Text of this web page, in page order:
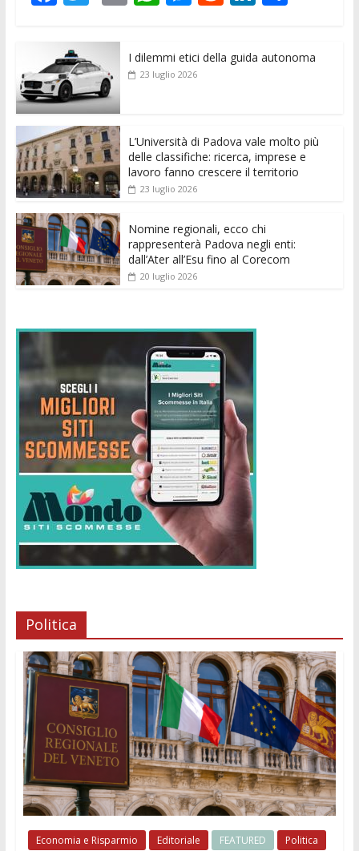
e
b
o
o
k
itt
er
ai
l s
p
ss
e
er
di e di
I dilemmi etici della guida autonoma
23 luglio 2026
L’Università di Padova vale molto più
delle classifiche: ricerca, imprese e
lavoro fanno crescere il territorio
23 luglio 2026
Nomine regionali, ecco chi
rappresenterà Padova negli enti:
dall’Ater all’Esu fino al Corecom
20 luglio 2026
Politica
Economia e Risparmio Editoriale FEATURED Politica